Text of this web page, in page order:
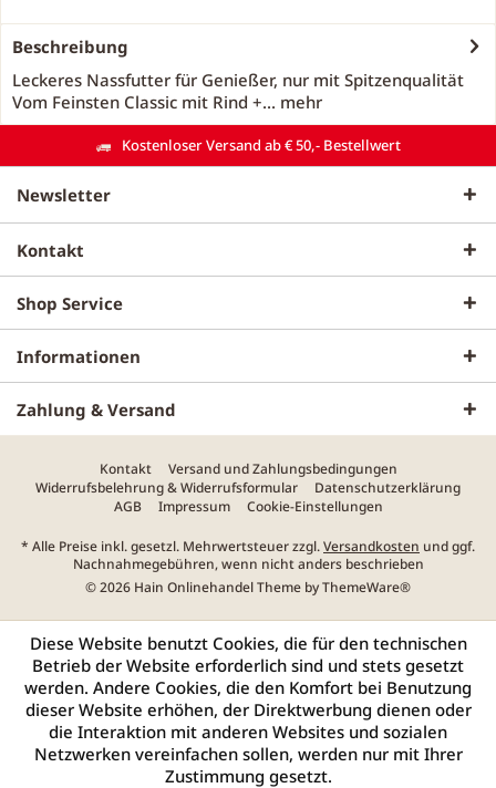
Beschreibung
Leckeres Nassfutter für Genießer, nur mit Spitzenqualität
Vom Feinsten Classic mit Rind +... mehr
Kostenloser Versand ab € 50,- Bestellwert
Newsletter
Kontakt
Shop Service
Informationen
Zahlung & Versand
Kontakt
Versand und Zahlungsbedingungen
Widerrufsbelehrung & Widerrufsformular
Datenschutzerklärung
AGB
Impressum Cookie-Einstellungen
* Alle Preise inkl. gesetzl. Mehrwertsteuer zzgl.Versandkosten und ggf.
Nachnahmegebühren, wenn nicht anders beschrieben
© 2026 Hain Onlinehandel Theme byThemeWare®
Diese Website benutzt Cookies, die für den technischen
Betrieb der Website erforderlich sind und stets gesetzt
werden. Andere Cookies, die den Komfort bei Benutzung
dieser Website erhöhen, der Direktwerbung dienen oder
die Interaktion mit anderen Websites und sozialen
Netzwerken vereinfachen sollen, werden nur mit Ihrer
Zustimmung gesetzt.